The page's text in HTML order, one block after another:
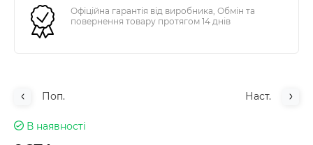
Офіційна гарантія від виробника, Обмін та
повернення товару протягом 14 днів
Поп. Наст.
В наявності